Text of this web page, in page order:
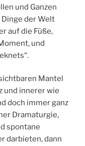
und Ganzen
der Welt
auf die Füße,
und
Mantel
und innerer wie
doch immer ganz
Dramaturgie,
spontane
darbieten, dann